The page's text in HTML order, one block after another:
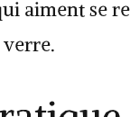
aiment se
verre.